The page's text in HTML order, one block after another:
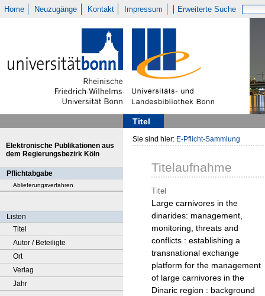
Home Neuzugänge Kontakt Impressum Erweiterte Suche
Titel
Elektronische Publikationen aus
dem Regierungsbezirk Köln
Pflichtabgabe
Ablieferungsverfahren
Listen
Titel
Autor / Beteiligte
Ort
Verlag
Jahr
Sie sind hier: E-Pflicht-Sammlung
Titelaufnahme
Titel
Large carnivores in the
dinarides: management,
monitoring, threats and
conflicts : establishing a
transnational exchange
platform for the management
of large carnivores in the
Dinaric region : background